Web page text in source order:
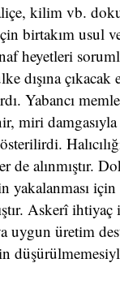
kilim vb.
birtakım usul
heyetleri
dışına
Yabancı
miri
de alınmıştır.
yakalanması
Askerî
uygun üretim